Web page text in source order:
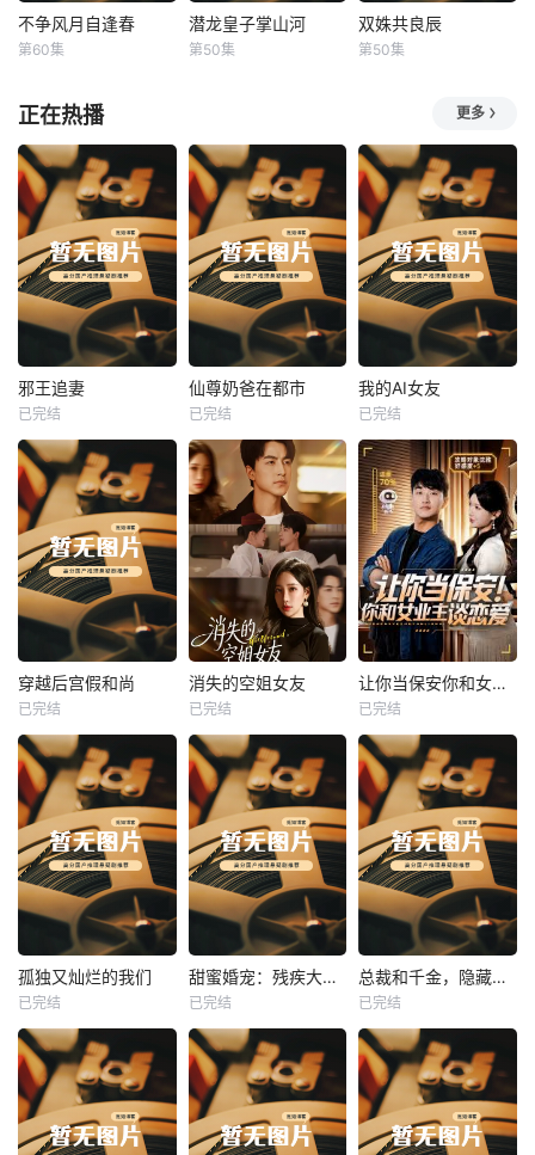
不争风月自逢春
不争风月自逢春
第60集
潜龙皇子掌山河
潜龙皇子掌山河
第50集
双姝共良辰
双姝共良辰
第50集
正在热播 更多
热播
邪王追妻
未知
邪王追妻
已完结
热播
未知
仙尊奶爸在都市
已完结
热播
我的AI女友
未知
我的AI女友
已完结
热播
未知
穿越后宫假和尚
已完结
热播
未知
消失的空姐女友
已完结
热播
未知
让你当保安你和女业主谈恋爱
已完结
热播
未知
孤独又灿烂的我们
已完结
热播
未知
甜蜜婚宠：残疾大佬夜夜撩
已完结
热播
未知
总裁和千金，隐藏身份闪婚了
已完结